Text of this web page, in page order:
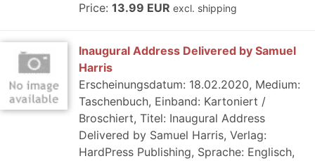
Price: 13.99 EUR excl. shipping
Inaugural Address Delivered by Samuel
Harris
Erscheinungsdatum: 18.02.2020, Medium:
Taschenbuch, Einband: Kartoniert /
Broschiert, Titel: Inaugural Address
Delivered by Samuel Harris, Verlag:
HardPress Publishing, Sprache: Englisch,